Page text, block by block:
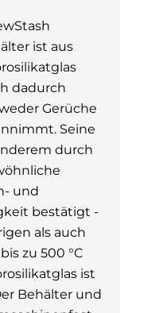
ist aus
dadurch
Gerüche
Seine
durch
und
bestätigt -
als auch
zu 500 °C
ist
Behälter und